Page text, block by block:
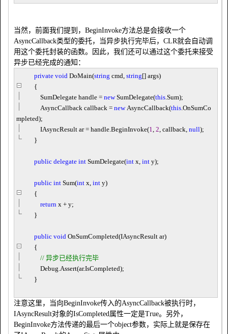
当然，前面我们提到，BeginInvoke方法总是会接收一个
AsyncCallback类型的委托，当异步执行完毕后，CLR就会自动调
用这个委托封装的函数。因此，我们还可以通过这个委托来接受
异步已经完成的通知：
private void DoMain(string cmd, string[] args)
{
SumDelegate handle = newSumDelegate(this.Sum);
AsyncCallback callback = newAsyncCallback(this.OnSumCo
mpleted);
IAsyncResult ar= handle.BeginInvoke(1, 2, callback, null);
}
public delegate int SumDelegate(int x, int y);
public int Sum(int x, int y)
{
return x + y;
}
public void OnSumCompleted(IAsyncResult ar)
{
// 异步已经执行完毕
Debug.Assert(ar.IsCompleted);
}
注意这里，当向BeginInvoke传入的AsyncCallback被执行时，
IAsyncResult对象的IsCompleted属性一定是True。另外，
BeginInvoke方法传递的最后一个object参数，实际上就是保存在